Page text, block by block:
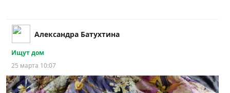
Александра Батухтина
Ищут дом
25 марта 10:07